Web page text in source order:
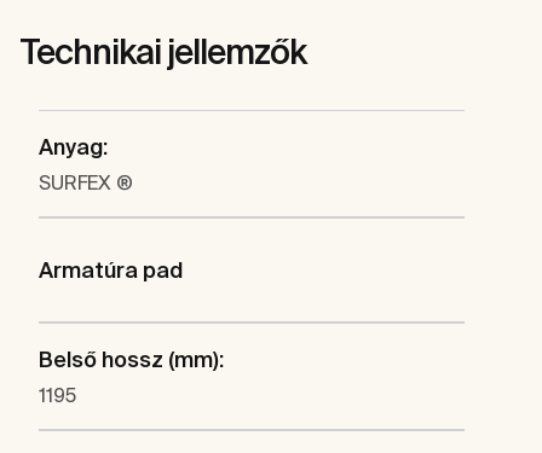
Technikai jellemzők
Anyag:
SURFEX ®
Armatúra pad
Belső hossz (mm):
1195